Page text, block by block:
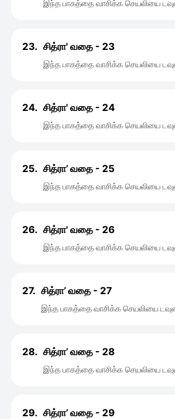
இந்த பாகத்தை வாசிக்க செயலியை
23. சித்ரா' வதை - 23
இந்த பாகத்தை வாசிக்க செயலியை
24. சித்ரா' வதை - 24
இந்த பாகத்தை வாசிக்க செயலியை
25. சித்ரா’ வதை - 25
இந்த பாகத்தை வாசிக்க செயலியை
26. சித்ரா' வதை - 26
இந்த பாகத்தை வாசிக்க செயலியை
27. சித்ரா’ வதை - 27
இந்த பாகத்தை வாசிக்க செயலியை
28. சித்ரா’ வதை - 28
இந்த பாகத்தை வாசிக்க செயலியை
29. சித்ரா’ வதை - 29